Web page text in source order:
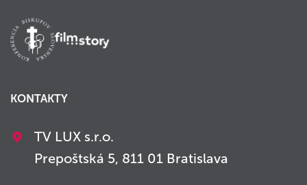
KONTAKTY
TV LUX s.r.o.
Prepoštská 5, 811 01 Bratislava